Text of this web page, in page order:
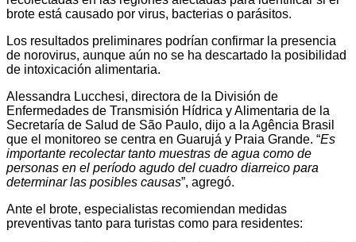
brote está causado por virus, bacterias o parásitos.
Los resultados preliminares podrían confirmar la presencia
de norovirus, aunque aún no se ha descartado la posibilidad
de intoxicación alimentaria.
Alessandra Lucchesi, directora de la División de
Enfermedades de Transmisión Hídrica y Alimentaria de la
Secretaría de Salud de São Paulo, dijo a la Agência Brasil
que el monitoreo se centra en Guarujá y Praia Grande. “Es
importante recolectar tanto muestras de agua como de
personas en el período agudo del cuadro diarreico para
determinar las posibles causas”, agregó.
Ante el brote, especialistas recomiendan medidas
preventivas tanto para turistas como para residentes: